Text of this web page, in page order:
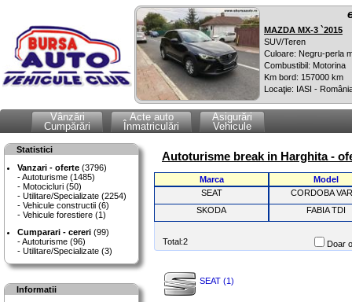
MAZDA MX-3 `2015
SUV/Teren
Culoare: Negru-perla
Combustibil: Motorina
Km bord: 157000 km
Locaţie: IASI -
Vânzări
Cumpărări
Acte auto
Înmatriculări
Asigurări
Vehicule
Statistici
Vanzari - oferte (3796)
Autoturisme (1485)
Motocicluri (50)
Utilitare/Specializate (2254)
Vehicule constructii (6)
Vehicule forestiere (1)
Cumparari - cereri (99)
Autoturisme (96)
Utilitare/Specializate (3)
Informatii
Autoturisme break in Harghita -
Marca
Model
SEAT
CORDOBA
SKODA
FABIA TDI
Total:2 Doar
SEAT (1)